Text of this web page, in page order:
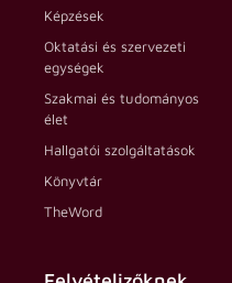
Képzések
Oktatási és szervezeti
egységek
Szakmai és tudományos
élet
Hallgatói szolgáltatások
Könyvtár
TheWord